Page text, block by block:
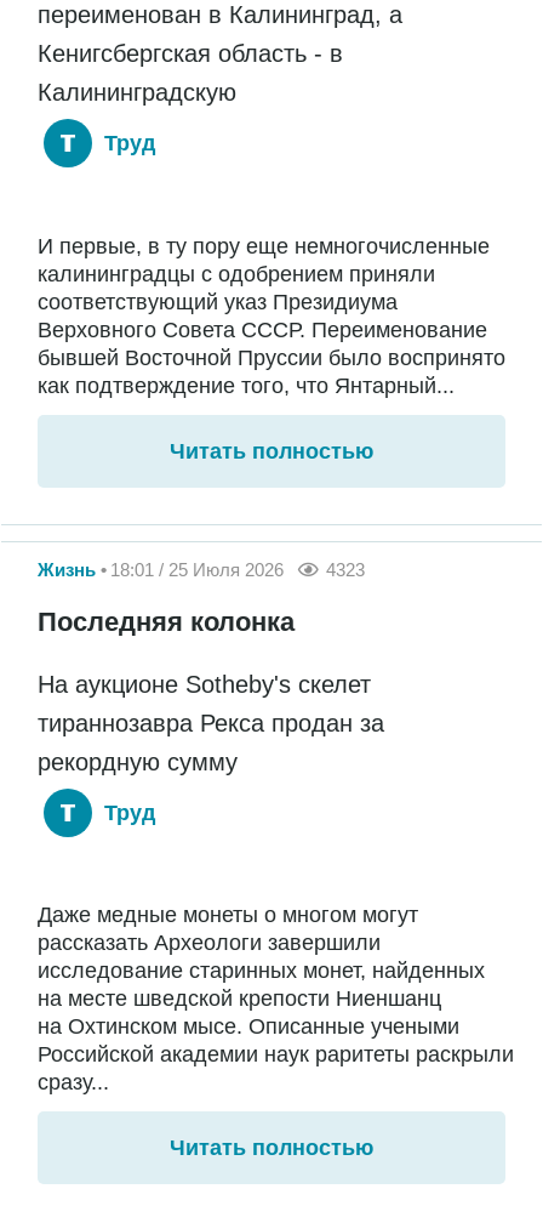
переименован в Калининград, а
Кенигсбергская область - в
Калининградскую
Труд
И первые, в ту пору еще немногочисленные
калининградцы с одобрением приняли
соответствующий указ Президиума
Верховного Совета СССР. Переименование
бывшей Восточной Пруссии было воспринято
как подтверждение того, что Янтарный...
Читать полностью
Жизнь 18:01 / 25 Июля 2026 4323
Последняя колонка
На аукционе Sotheby's скелет
тираннозавра Рекса продан за
рекордную сумму
Труд
Даже медные монеты о многом могут
рассказать Археологи завершили
исследование старинных монет, найденных
на месте шведской крепости Ниеншанц
на Охтинском мысе. Описанные учеными
Российской академии наук раритеты раскрыли
сразу...
Читать полностью